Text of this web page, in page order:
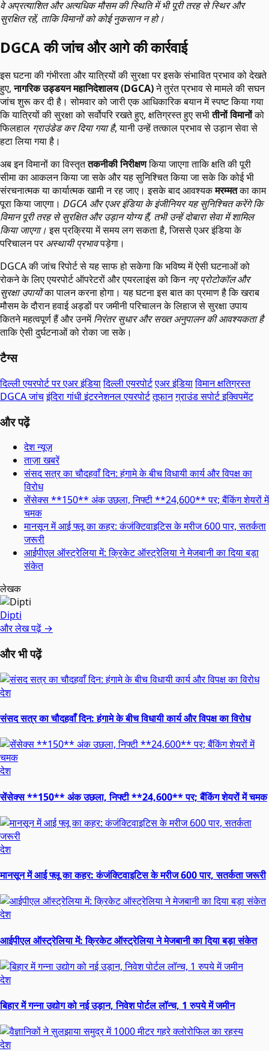
वे अप्रत्याशित और अत्यधिक मौसम की स्थिति में भी पूरी तरह से स्थिर और
सुरक्षित रहें, ताकि विमानों को कोई नुकसान न हो।
DGCA की जांच और आगे की कार्रवाई
इस घटना की गंभीरता और यात्रियों की सुरक्षा पर इसके संभावित प्रभाव को देखते
हुए,नागरिक उड्डयन महानिदेशालय (DGCA)ने तुरंत प्रभाव से मामले की सघन
जांच शुरू कर दी है। सोमवार को जारी एक आधिकारिक बयान में स्पष्ट किया गया
कि यात्रियों की सुरक्षा को सर्वोपरि रखते हुए, क्षतिग्रस्त हुए सभीतीनों विमानोंको
फिलहाल ग्राउंडेड कर दिया गया है, यानी उन्हें तत्काल प्रभाव से उड़ान सेवा से
हटा लिया गया है।
अब इन विमानों का विस्तृततकनीकी निरीक्षणकिया जाएगा ताकि क्षति की पूरी
सीमा का आकलन किया जा सके और यह सुनिश्चित किया जा सके कि कोई भी
संरचनात्मक या कार्यात्मक खामी न रह जाए। इसके बाद आवश्यकमरम्मतका काम
पूरा किया जाएगा। DGCA और एअर इंडिया के इंजीनियर यह सुनिश्चित करेंगे कि
विमान पूरी तरह से सुरक्षित और उड़ान योग्य हैं, तभी उन्हें दोबारा सेवा में शामिल
किया जाएगा।इस प्रक्रिया में समय लग सकता है, जिससे एअर इंडिया के
परिचालन परअस्थायी प्रभावपड़ेगा।
DGCA की जांच रिपोर्ट से यह साफ हो सकेगा कि भविष्य में ऐसी घटनाओं को
रोकने के लिए एयरपोर्ट ऑपरेटरों और एयरलाइंस को किन नए प्रोटोकॉल और
सुरक्षा उपायोंका पालन करना होगा। यह घटना इस बात का प्रमाण है कि खराब
मौसम के दौरान हवाई अड्डों पर जमीनी परिचालन के लिहाज से सुरक्षा उपाय
कितने महत्वपूर्ण हैं और उनमेंनिरंतर सुधार और सख्त अनुपालन की आवश्यकता है
ताकि ऐसी दुर्घटनाओं को रोका जा सके।
टैग्स
दिल्ली एयरपोर्ट पर एअर इंडियादिल्ली एयरपोर्टएअर इंडियाविमान क्षतिग्रस्त
DGCA जांचइंदिरा गांधी इंटरनेशनल एयरपोर्टतूफानग्राउंड सपोर्ट इक्विपमेंट
और पढ़ें
देश न्यूज़
ताज़ा खबरें
संसद सत्र का चौदहवाँ दिन: हंगामे के बीच विधायी कार्य और विपक्ष का
विरोध
सेंसेक्स **150** अंक उछला, निफ्टी **24,600** पर; बैंकिंग शेयरों में
चमक
मानसून में आई फ्लू का कहर: कंजंक्टिवाइटिस के मरीज 600 पार, सतर्कता
जरूरी
आईपीएल ऑस्ट्रेलिया में: क्रिकेट ऑस्ट्रेलिया ने मेजबानी का दिया बड़ा
संकेत
लेखक
Dipti
और लेख पढ़ें →
और भी पढ़ें
देश
संसद सत्र का चौदहवाँ दिन: हंगामे के बीच विधायी कार्य और विपक्ष का विरोध
देश
सेंसेक्स **150** अंक उछला, निफ्टी **24,600** पर; बैंकिंग शेयरों में चमक
देश
मानसून में आई फ्लू का कहर: कंजंक्टिवाइटिस के मरीज 600 पार, सतर्कता जरूरी
देश
आईपीएल ऑस्ट्रेलिया में: क्रिकेट ऑस्ट्रेलिया ने मेजबानी का दिया बड़ा संकेत
देश
बिहार में गन्ना उद्योग को नई उड़ान, निवेश पोर्टल लॉन्च, 1 रुपये में जमीन
देश